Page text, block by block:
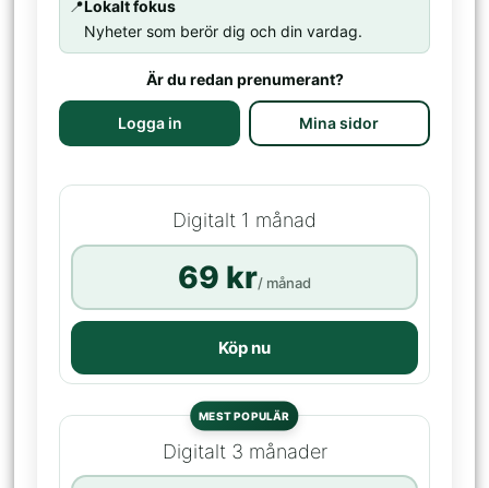
📍Lokalt fokus
Nyheter som berör dig och din vardag.
Är du redan prenumerant?
Logga in Mina sidor
Digitalt 1 månad
69 kr/ månad
Köp nu
MEST POPULÄR
Digitalt 3 månader